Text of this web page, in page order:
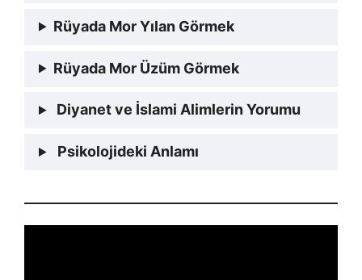
Rüyada Mor Yılan Görmek
Rüyada Mor Üzüm Görmek
Diyanet ve İslami Alimlerin Yorumu
Psikolojideki Anlamı